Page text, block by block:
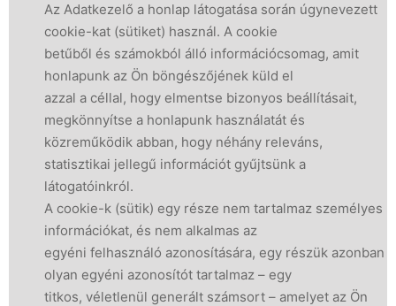
Az Adatkezelő a honlap látogatása során úgynevezett
cookie-kat (sütiket) használ. A cookie
betűből és számokból álló információcsomag, amit
honlapunk az Ön böngészőjének küld el
azzal a céllal, hogy elmentse bizonyos beállításait,
megkönnyítse a honlapunk használatát és
közreműködik abban, hogy néhány releváns,
statisztikai jellegű információt gyűjtsünk a
látogatóinkról.
A cookie-k (sütik) egy része nem tartalmaz személyes
információkat, és nem alkalmas az
egyéni felhasználó azonosítására, egy részük azonban
olyan egyéni azonosítót tartalmaz – egy
titkos, véletlenül generált számsort – amelyet az Ön